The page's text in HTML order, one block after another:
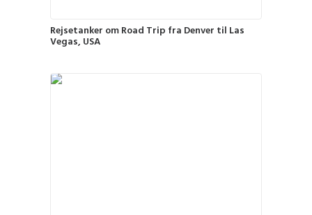
Rejsetanker om Road Trip fra Denver til Las
Vegas, USA